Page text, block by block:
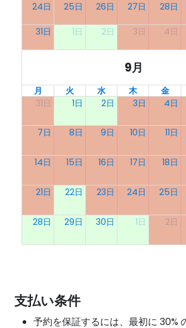
24日 25日 26日 27日 28日
31日 1日 2日 3日 4日
9月
月 火 水 木 金
31日
1日 2日 3日 4日
7日 8日 9日 10日 11日
14日 15日 16日 17日 18日
21日 22日 23日 24日 25日
28日 29日 30日 1日 2日
支払い条件
予約を保証するには、最初に 30%